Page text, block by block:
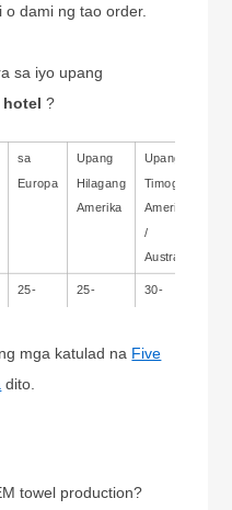
o dami ng tao order.
sa iyo upang
?
sa
Europa
Upang
Hilagang
Amerika
Upang
Timog
Amerika
/
Australia
25- 25- 30-
mga katulad na Five
dito.
towel production?